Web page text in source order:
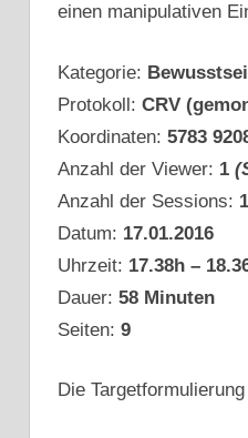
einen manipulativen
Kategorie:
Protokoll: CRV
Koordinaten: 5783
Anzahl der Viewer: 1
Anzahl der Sessions: 1
Datum: 17.01.2016
Uhrzeit: 17.38h –
Dauer: 58 Minuten
Seiten: 9
Die